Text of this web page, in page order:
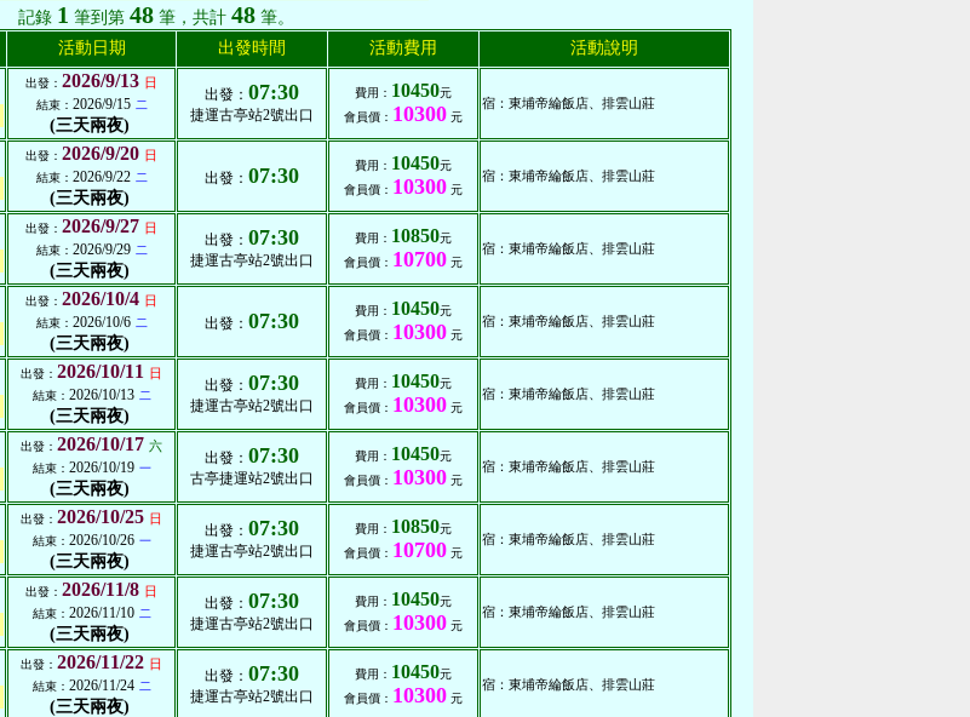
記錄 1 筆到第 48 筆，共計 48 筆。
活動日期 出發時間 活動費用 活動說明
出發： 2026/9/13 日
結束： 2026/9/15 二
(三天兩夜)
出發： 07:30
捷運古亭站2號出口
費用： 10450元
會員價： 10300 元
宿：東埔帝綸飯店、排雲山莊
出發： 2026/9/20 日
結束： 2026/9/22 二
(三天兩夜)
出發： 07:30 費用： 10450元
會員價： 10300 元
宿：東埔帝綸飯店、排雲山莊
出發： 2026/9/27 日
結束： 2026/9/29 二
(三天兩夜)
出發： 07:30
捷運古亭站2號出口
費用： 10850元
會員價： 10700 元
宿：東埔帝綸飯店、排雲山莊
出發： 2026/10/4 日
結束： 2026/10/6 二
(三天兩夜)
出發： 07:30 費用： 10450元
會員價： 10300 元
宿：東埔帝綸飯店、排雲山莊
出發： 2026/10/11 日
結束： 2026/10/13 二
(三天兩夜)
出發： 07:30
捷運古亭站2號出口
費用： 10450元
會員價： 10300 元
宿：東埔帝綸飯店、排雲山莊
出發： 2026/10/17 六
結束： 2026/10/19 一
(三天兩夜)
出發： 07:30
古亭捷運站2號出口
費用： 10450元
會員價： 10300 元
宿：東埔帝綸飯店、排雲山莊
出發： 2026/10/25 日
結束： 2026/10/26 一
(三天兩夜)
出發： 07:30
捷運古亭站2號出口
費用： 10850元
會員價： 10700 元
宿：東埔帝綸飯店、排雲山莊
出發： 2026/11/8 日
結束： 2026/11/10 二
(三天兩夜)
出發： 07:30
捷運古亭站2號出口
費用： 10450元
會員價： 10300 元
宿：東埔帝綸飯店、排雲山莊
出發： 2026/11/22 日
結束： 2026/11/24 二
(三天兩夜)
出發： 07:30
捷運古亭站2號出口
費用： 10450元
會員價： 10300 元
宿：東埔帝綸飯店、排雲山莊